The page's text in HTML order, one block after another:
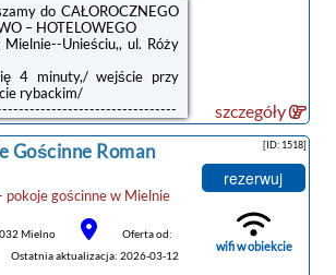
do CAŁOROCZNEGO
– HOTELOWEGO
ul. Róży
4 minuty,/ wejście przy
rybackim/
CEN NA
I KONIEC SIERPNIA
602 483
120
, strona
szczegóły
Gościnne Roman
gościnnew Mielnie
Mielno
Oferta od:
Ostatnia aktualizacja: 2026-03-12
[ID: 1518]
rezerwuj
wifi w obiekcie